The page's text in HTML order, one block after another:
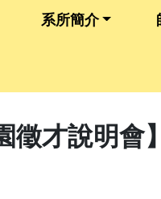
系所簡介
徵才說明